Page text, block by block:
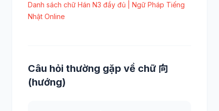
Danh sách chữ Hán N3 đầy đủ | Ngữ Pháp Tiếng
Nhật Online
Câu hỏi thường gặp về chữ 向
(hướng)